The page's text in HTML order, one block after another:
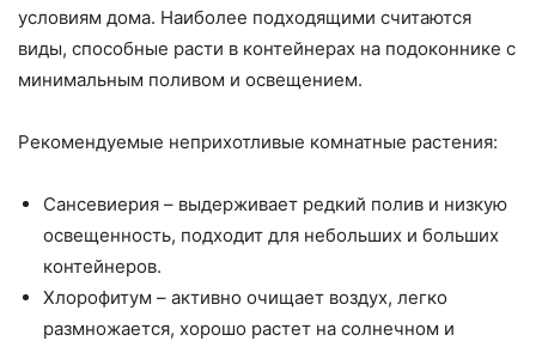
условиям дома. Наиболее подходящими считаются
виды, способные расти в контейнерах на подоконнике с
минимальным поливом и освещением.
Рекомендуемые неприхотливые комнатные растения:
Сансевиерия – выдерживает редкий полив и низкую
освещенность, подходит для небольших и больших
контейнеров.
Хлорофитум – активно очищает воздух, легко
размножается, хорошо растет на солнечном и